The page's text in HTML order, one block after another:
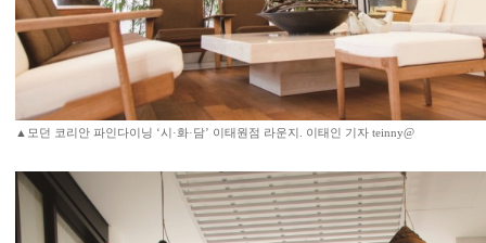
▲모던 코리안 파인다이닝 ‘시·화·담’ 이태원점 라운지. 이태인 기자 teinny@